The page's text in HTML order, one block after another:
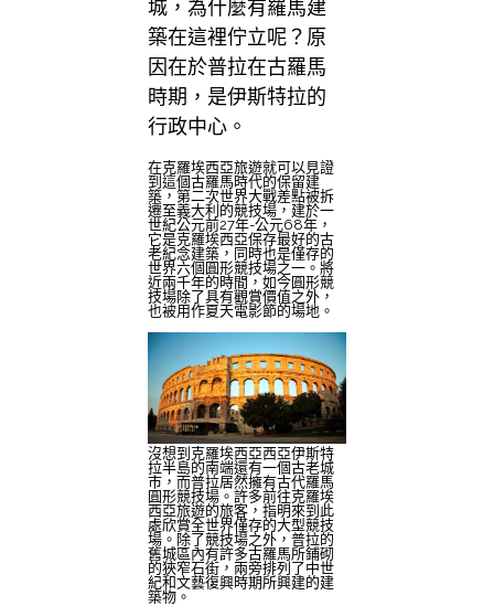
城，為什麼有羅馬建
築在這裡佇立呢？原
因在於普拉在古羅馬
時期，是伊斯特拉的
行政中心。
在克羅埃西亞旅遊就可以見證
到這個古羅馬時代的保留建
築，第二次世界大戰差點被拆
遷至義大利的競技場，建於一
世紀公元前27年-公元68年，
它是克羅埃西亞保存最好的古
老紀念建築，同時也是僅存的
世界六個圓形競技場之一。將
近兩千年的時間，如今圓形競
技場除了具有觀賞價值之外，
也被用作夏天電影節的場地。
沒想到克羅埃西亞西亞伊斯特
拉半島的南端還有一個古老城
市，而普拉居然擁有古代羅馬
圓形競技場。許多前往克羅埃
西亞旅遊的旅客，指明來到此
處欣賞全世界僅存的大型競技
場。除了競技場之外，普拉的
舊城區內有許多古羅馬所鋪砌
的狹窄石街，兩旁排列了中世
紀和文藝復興時期所興建的建
築物。